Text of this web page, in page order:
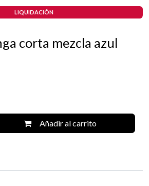
LIQUIDACIÓN
corta mezcla azul
Añadir al carrito